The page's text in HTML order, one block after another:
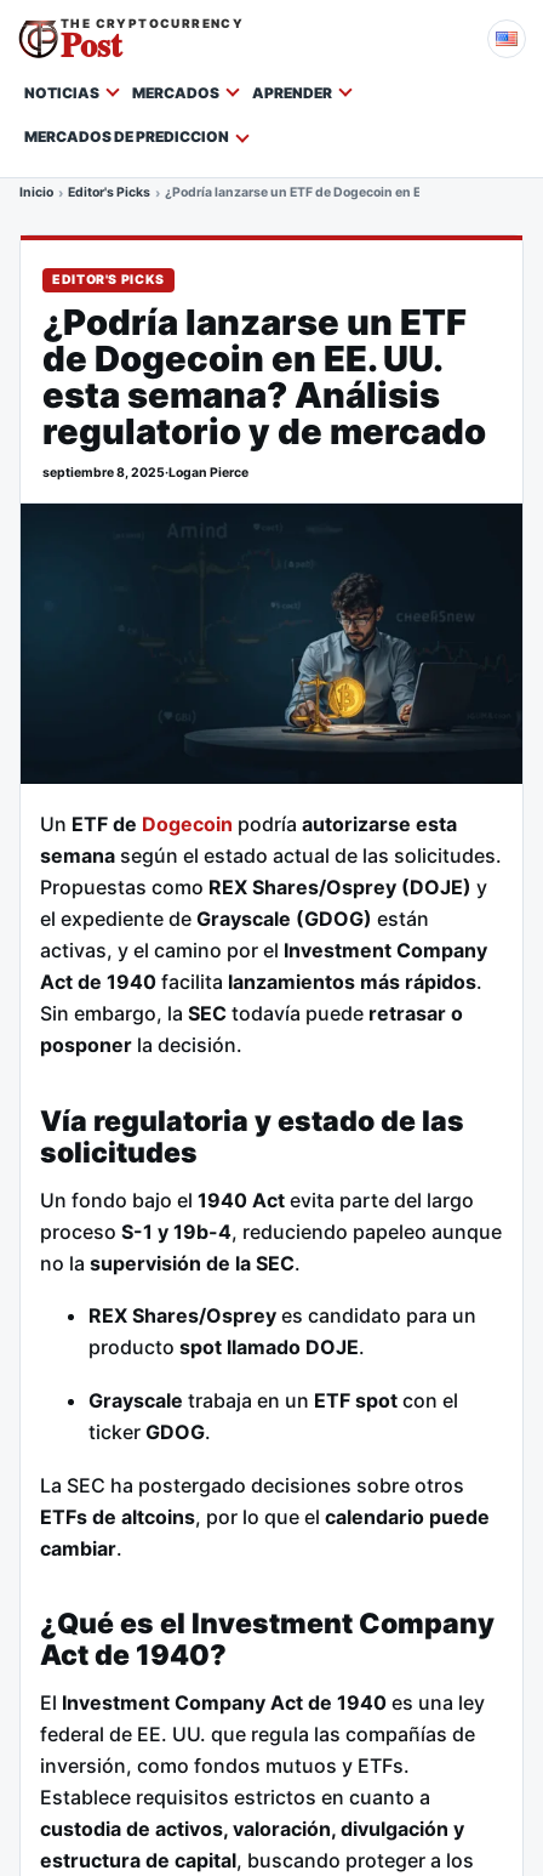
THE CRYPTOCURRENCY
Post
NOTICIAS MERCADOS APRENDER
MERCADOS DE PREDICCION
Inicio Editor's Picks ¿Podría lanzarse un ETF de Dogecoin en EE. UU. esta
EDITOR'S PICKS
¿Podría lanzarse un ETF
de Dogecoin en EE. UU.
esta semana? Análisis
regulatorio y de mercado
septiembre 8, 2025·Logan Pierce
Un ETF de Dogecoin podría autorizarse esta
semana según el estado actual de las solicitudes.
Propuestas como REX Shares/Osprey (DOJE) y
el expediente de Grayscale (GDOG) están
activas, y el camino por el Investment Company
Act de 1940 facilita lanzamientos más rápidos.
Sin embargo, la SEC todavía puede retrasar o
posponer la decisión.
Vía regulatoria y estado de las
solicitudes
Un fondo bajo el 1940 Act evita parte del largo
proceso S-1 y 19b-4, reduciendo papeleo aunque
no la supervisión de la SEC.
REX Shares/Osprey es candidato para un
producto spot llamado DOJE.
Grayscale trabaja en un ETF spot con el
ticker GDOG.
La SEC ha postergado decisiones sobre otros
ETFs de altcoins, por lo que el calendario puede
cambiar.
¿Qué es el Investment Company
Act de 1940?
El Investment Company Act de 1940 es una ley
federal de EE. UU. que regula las compañías de
inversión, como fondos mutuos y ETFs.
Establece requisitos estrictos en cuanto a
custodia de activos, valoración, divulgación y
estructura de capital, buscando proteger a los